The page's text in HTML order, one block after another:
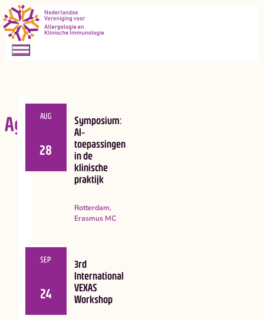
Agenda
AUG
28
Symposium:
AI-
toepassingen
in de
klinische
praktijk
Rotterdam,
Erasmus MC
SEP
24
3rd
International
VEXAS
Workshop